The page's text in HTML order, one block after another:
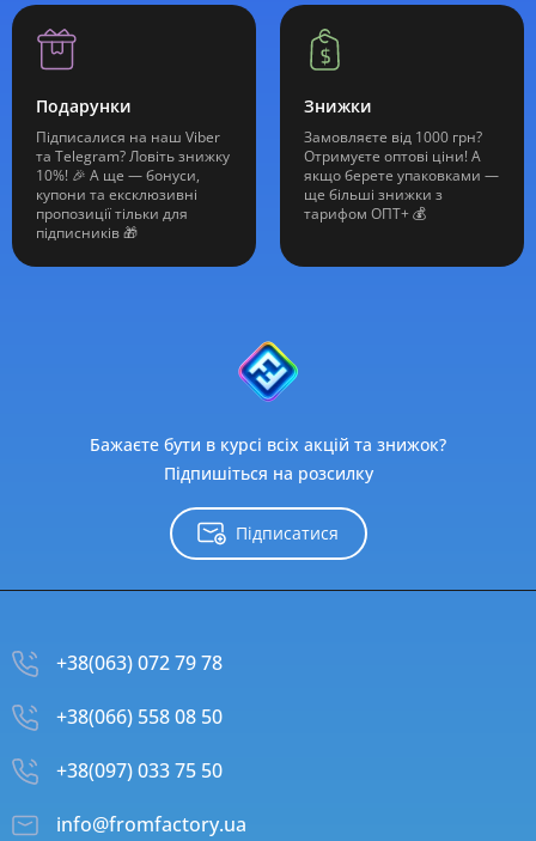
Подарунки
Підписалися на наш Viber
та Telegram? Ловіть знижку
10%! 🎉 А ще — бонуси,
купони та ексклюзивні
пропозиції тільки для
підписників 🎁
Знижки
Замовляєте від 1000 грн?
Отримуєте оптові ціни! А
якщо берете упаковками —
ще більші знижки з
тарифом ОПТ+ 💰
Бажаєте бути в курсі всіх акцій та знижок?
Підпишіться на розсилку
Підписатися
+38(063) 072 79 78
+38(066) 558 08 50
+38(097) 033 75 50
info@fromfactory.ua